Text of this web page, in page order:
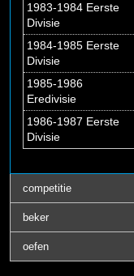
1983-1984 Eerste
Divisie
1984-1985 Eerste
Divisie
1985-1986
Eredivisie
1986-1987 Eerste
Divisie
competitie
beker
oefen